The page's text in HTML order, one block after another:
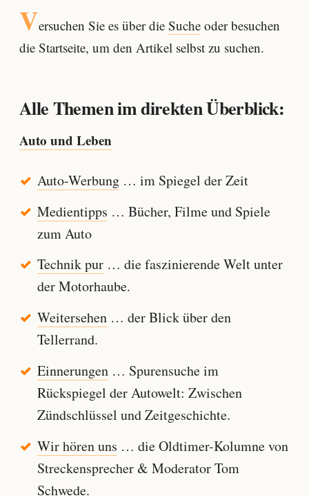
Versuchen Sie es über die Sucheoder besuchen
die Startseite, um den Artikel selbst zu suchen.
Alle Themen im direkten Überblick:
Auto und Leben
Auto-Werbung… im Spiegel der Zeit
Medientipps … Bücher, Filme und Spiele
zum Auto
Technik pur… die faszinierende Welt unter
der Motorhaube.
Weitersehen… der Blick über den
Tellerrand.
Einnerungen… Spurensuche im
Rückspiegel der Autowelt: Zwischen
Zündschlüssel und Zeitgeschichte.
Wir hören uns … die Oldtimer-Kolumne von
Streckensprecher & Moderator Tom
Schwede.